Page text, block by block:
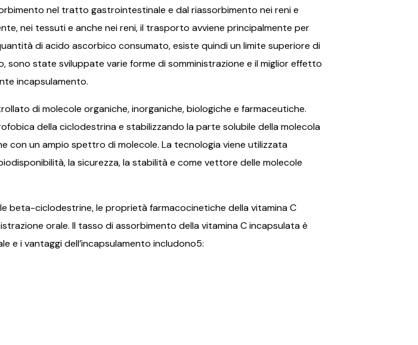
nel tratto gastrointestinale e dal riassorbimento nei reni e
nei tessuti e anche nei reni, il trasporto avviene principalmente per
di acido ascorbico consumato, esiste quindi un limite superiore di
sono state sviluppate varie forme di somministrazione e il miglior effetto
incapsulamento.
di molecole organiche, inorganiche, biologiche e farmaceutiche.
della ciclodestrina e stabilizzando la parte solubile della molecola
con un ampio spettro di molecole. La tecnologia viene utilizzata
la sicurezza, la stabilità e come vettore delle molecole
beta-ciclodestrine, le proprietà farmacocinetiche della vitamina C
orale. Il tasso di assorbimento della vitamina C incapsulata è
e i vantaggi dell’incapsulamento includono5:
vrijede za proizvode koji su već na